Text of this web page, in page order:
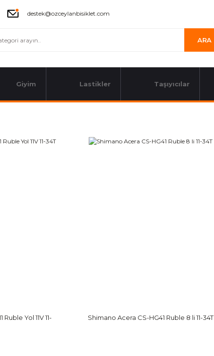
destek@ozceylanbisiklet.com
ARA
Giyim Lastikler Taşıyıcılar
Yol 11V 11-
Shimano Acera CS-HG41 Ruble 8 li 11-34T